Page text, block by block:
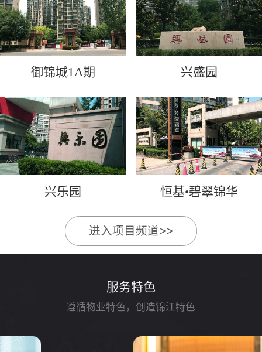
御锦城1A期 兴盛园
兴乐园 恒基•碧翠锦华
进入项目频道>>
服务特色
遵循物业特色，创造锦江特色